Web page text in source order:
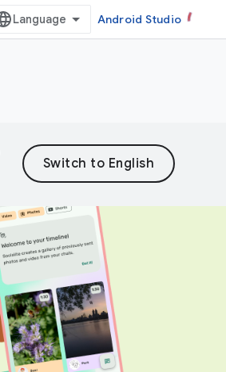
Android Studio